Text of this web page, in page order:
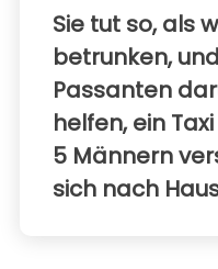
Sie tut so, als
betrunken,
Passanten
helfen, ein
5 Männern
sich nach